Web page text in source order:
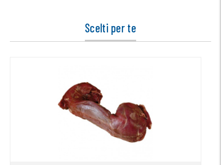
Scelti per te